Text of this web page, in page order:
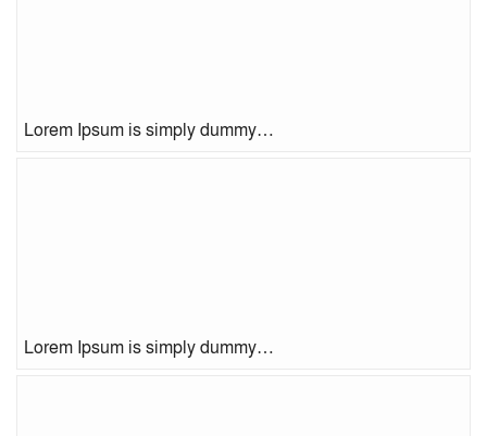
Lorem Ipsum is simply dummy…
Lorem Ipsum is simply dummy…